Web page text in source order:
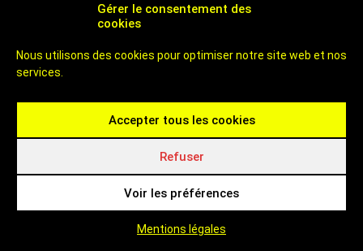
Gérer le consentement des
cookies
Nous utilisons des cookies pour optimiser notre site web et nos
services.
Accepter tous les cookies
Refuser
Voir les préférences
Mentions légales
Attractivité
1 2 3 ... 10